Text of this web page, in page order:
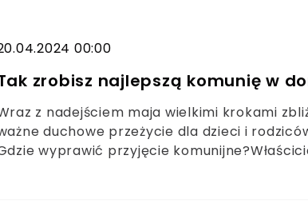
00:00
zrobisz najlepszą komunię w
z nadejściem maja wielkimi krokami
duchowe przeżycie dla dzieci i
wyprawić przyjęcie